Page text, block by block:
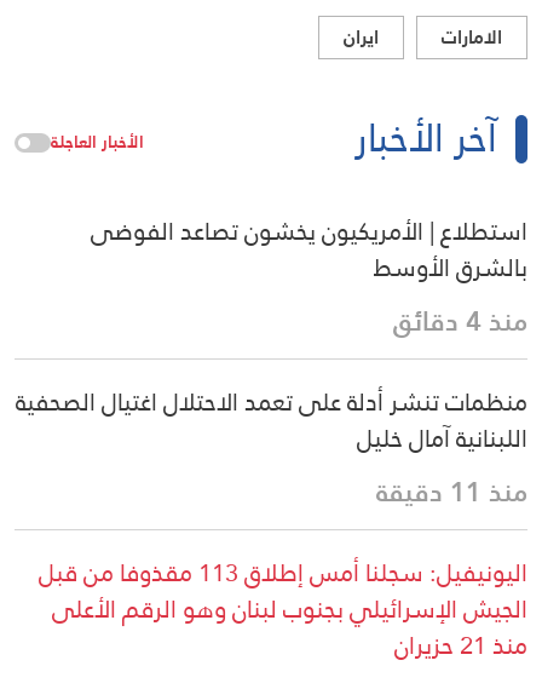
الامارات ايران
آخر الأخبار الأخبار العاجلة
استطلاع | الأمريكيون يخشون تصاعد الفوضى
بالشرق الأوسط
منذ 4 دقائق
منظمات تنشر أدلة على تعمد الاحتلال اغتيال الصحفية
اللبنانية آمال خليل
منذ 11 دقيقة
اليونيفيل: سجلنا أمس إطلاق 113 مقذوفا من قبل
الجيش الإسرائيلي بجنوب لبنان وهو الرقم الأعلى
منذ 21 حزيران